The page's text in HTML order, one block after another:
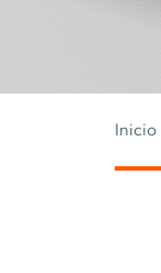
Inicio